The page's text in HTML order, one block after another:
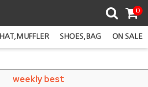
0
HAT,MUFFLER SHOES,BAG ON SALE
weekly best